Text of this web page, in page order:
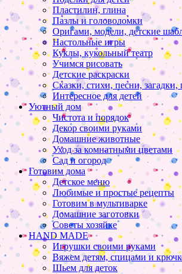
Пластилин, глина
Пазлы и головоломки
Оригами, модели, детские
Настольные игры
Куклы, кукольный театр
Учимся рисовать
Детские раскраски
Сказки, стихи, песни,
Интересное для детей
Уютный дом
Чистота и порядок
Декор своими руками
Домашние животные
Уход за комнатными цветами
Сад и огород
Готовим дома
Детское меню
Любимые и простые рецепты
Готовим в мультиварке
Домашние заготовки
Советы хозяйке
HAND MADE
Игрушки своими руками
Вяжем детям, спицами и
Шьем для деток